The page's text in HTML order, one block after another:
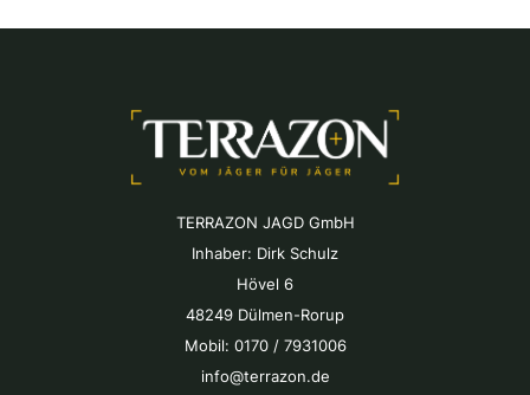
TERRAZON JAGD GmbH
Inhaber: Dirk Schulz
Hövel 6
48249 Dülmen-Rorup
Mobil: 0170 / 7931006
info@terrazon.de